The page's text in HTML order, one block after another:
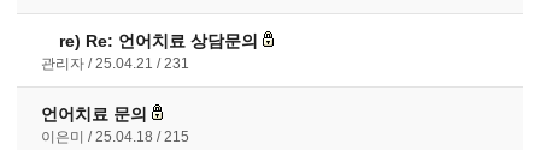
re) Re: 언어치료 상담문의
관리자 25.04.21 231
언어치료 문의
이은미 25.04.18 215